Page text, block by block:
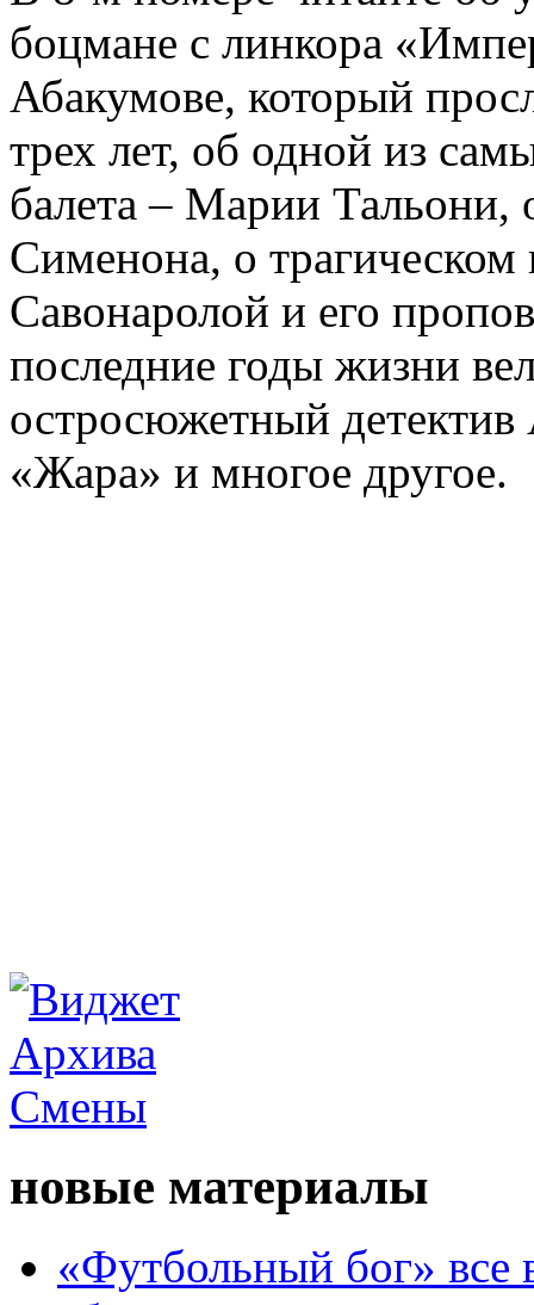
боцмане с линкора
Абакумове, который
трех лет, об одной из
балета – Марии
Сименона, о трагическом
Савонаролой и его
последние годы жизни
остросюжетный детектив
«Жара» и многое другое.
новые материалы
«Футбольный бог» все